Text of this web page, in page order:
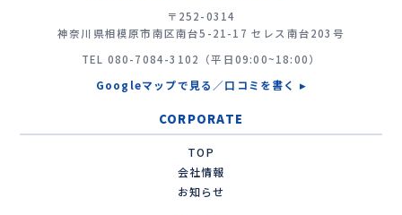
〒252-0314
神奈川県相模原市南区南台5-21-17 セレス南台203号
TEL 080-7084-3102 （平日09:00~18:00）
Googleマップで見る／口コミを書く ▸
CORPORATE
TOP
会社情報
お知らせ